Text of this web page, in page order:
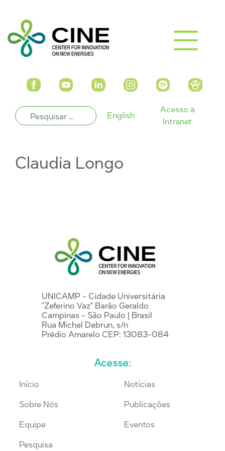
English
Acesso à
Intranet
Claudia Longo
UNICAMP - Cidade Universitária
"Zeferino Vaz" Barão Geraldo
Campinas - São Paulo | Brasil
Rua Michel Debrun, s/n
Prédio Amarelo CEP: 13083-084
Acesse:
Início
Sobre Nós
Equipe
Pesquisa
Notícias
Publicações
Eventos